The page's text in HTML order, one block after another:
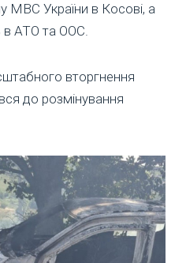
МВС України в Косові, а
в АТО та ООС.
вторгнення
до розмінування